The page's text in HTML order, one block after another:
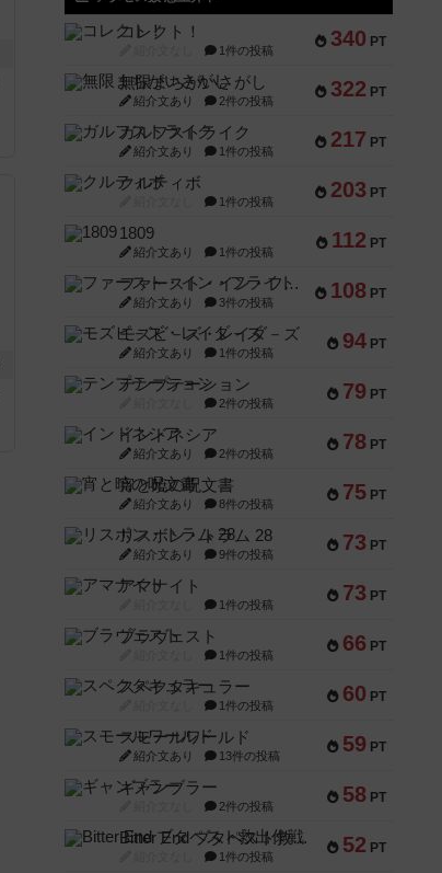
340 PT
コレクト！
1件の投稿
322 PT
無限まちがいさがし
紹介文あり 2件の投稿
217 PT
ガルフストライク
紹介文あり 1件の投稿
203 PT
クルティボ
1件の投稿
112 PT
1809
紹介文あり 1件の投稿
108 PT
ファースト・イン・フライト
紹介文あり 3件の投稿
94 PT
モズビ－ズ・レイダ－ズ
紹介文あり 1件の投稿
79 PT
テンプテーション
2件の投稿
78 PT
インドネシア
紹介文あり 2件の投稿
75 PT
宵と暁の呪文書
紹介文あり 8件の投稿
73 PT
リスボン・トラム 28
紹介文あり 9件の投稿
73 PT
アマナイト
1件の投稿
66 PT
ブラヴェスト
1件の投稿
60 PT
スペクタキュラー
1件の投稿
59 PT
スモールワールド
紹介文あり 13件の投稿
58 PT
ギャンブラー
2件の投稿
52 PT
Bitter End ブタペスト救出作戦
1件の投稿